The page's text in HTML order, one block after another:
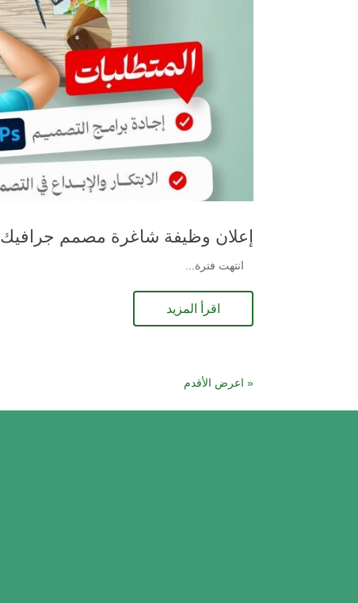
إعلان وظيفة شاغرة مصمم جرافيك
انتهت فترة...
اقرأ المزيد
« اعرض الأقدم